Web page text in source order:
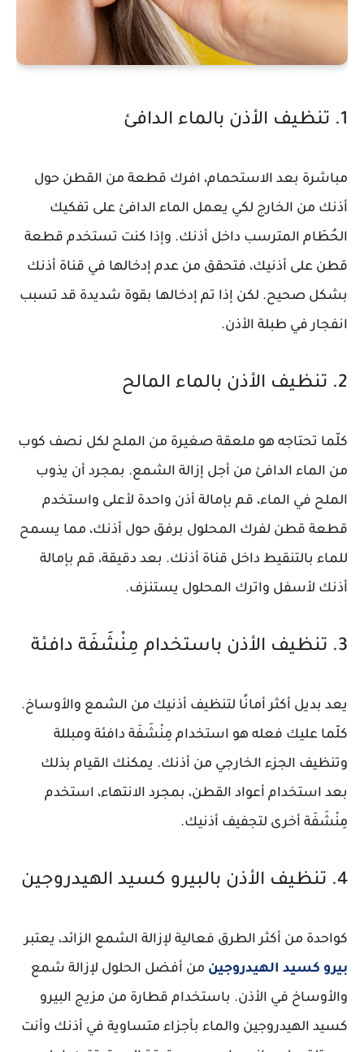
1. تنظيف الأذن بالماء الدافئ
مباشرة بعد الاستحمام، افرك قطعة من القطن حول
أذنك من الخارج لكي يعمل الماء الدافئ على تفكيك
الحُطَام المترسب داخل أذنك. وإذا كنت تستخدم قطعة
قطن على أذنيك، فتحقق من عدم إدخالها في قناة أذنك
بشكل صحيح. لكن إذا تم إدخالها بقوة شديدة قد تسبب
انفجار في طبلة الأذن.
2. تنظيف الأذن بالماء المالح
كلّما تحتاجه هو ملعقة صغيرة من الملح لكل نصف كوب
من الماء الدافئ من أجل إزالة الشمع. بمجرد أن يذوب
الملح في الماء، قم بإمالة أذن واحدة لأعلى واستخدم
قطعة قطن لفرك المحلول برفق حول أذنك، مما يسمح
للماء بالتنقيط داخل قناة أذنك. بعد دقيقة، قم بإمالة
أذنك لأسفل واترك المحلول يستنزف.
3. تنظيف الأذن باستخدام مِنْشَفَة دافئة
يعد بديل أكثر أمانًا لتنظيف أذنيك من الشمع والأوساخ.
كلّما عليك فعله هو استخدام مِنْشَفَة دافئة ومبللة
وتنظيف الجزء الخارجي من أذنك. يمكنك القيام بذلك
بعد استخدام أعواد القطن، بمجرد الانتهاء، استخدم
مِنْشَفَة أخرى لتجفيف أذنيك.
4. تنظيف الأذن بالبيرو كسيد الهيدروجين
كواحدة من أكثر الطرق فعالية لإزالة الشمع الزائد، يعتبر
بيرو كسيد الهيدروجين من أفضل الحلول لإزالة شمع
والأوساخ في الأذن. باستخدام قطارة من مزيج البيرو
كسيد الهيدروجين والماء بأجزاء متساوية في أذنك وأنت